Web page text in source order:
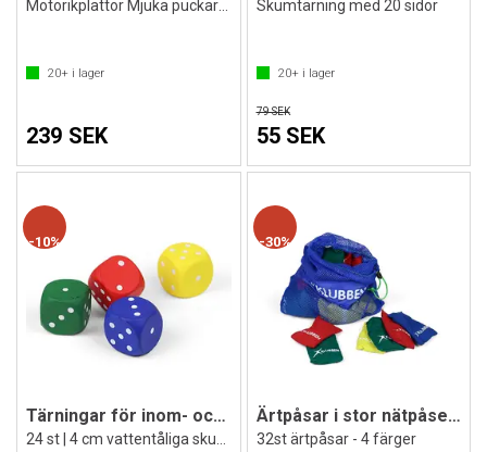
20+ i lager
239 SEK
Skumtärning med 20 sidor
20+i lager
79 SEK
55 SEK
10%
Tärningar för inom- och utomhusbruk
30%
Ärtpåsar i stor nätpåse 32st.
32st ärtpåsar - 4 färger